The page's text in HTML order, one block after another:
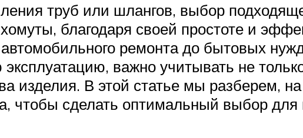
труб или шлангов, выбор
благодаря своей простоте и
ремонта до бытовых
важно учитывать не
изделия. В этой статье мы разберем,
чтобы сделать оптимальный выбор